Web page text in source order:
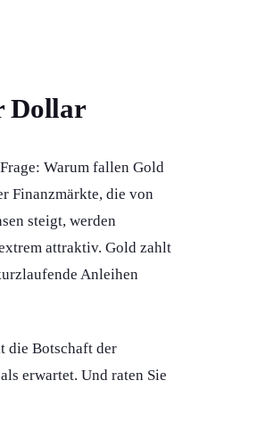
Dollar
Warum fallen Gold
Finanzmärkte, die von
steigt, werden
attraktiv. Gold zahlt
Anleihen
die Botschaft der
erwartet. Und raten Sie